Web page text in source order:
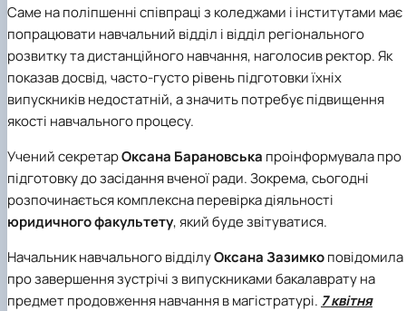
Саме на поліпшенні співпраці з коледжами і інститутами має
попрацювати навчальний відділ і відділ регіонального
розвитку та дистанційного навчання, наголосив ректор. Як
показав досвід, часто-густо рівень підготовки їхніх
випускників недостатній, а значить потребує підвищення
якості навчального процесу.
Учений секретарОксана Барановська проінформувала про
підготовку до засідання вченої ради. Зокрема, сьогодні
розпочинається комплексна перевірка діяльності
юридичного факультету, який буде звітуватися.
Начальник навчального відділуОксана Зазимкоповідомила
про завершення зустрічі з випускниками бакалаврату на
предмет продовження навчання в магістратурі. 7 квітня